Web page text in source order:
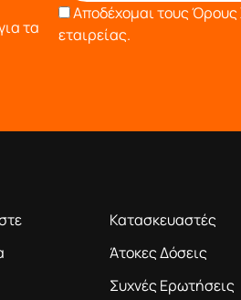
τα
Αποδέχομαι τουςΌρους
εταιρείας.
Κατασκευαστές
Άτοκες Δόσεις
Συχνές Ερωτήσεις